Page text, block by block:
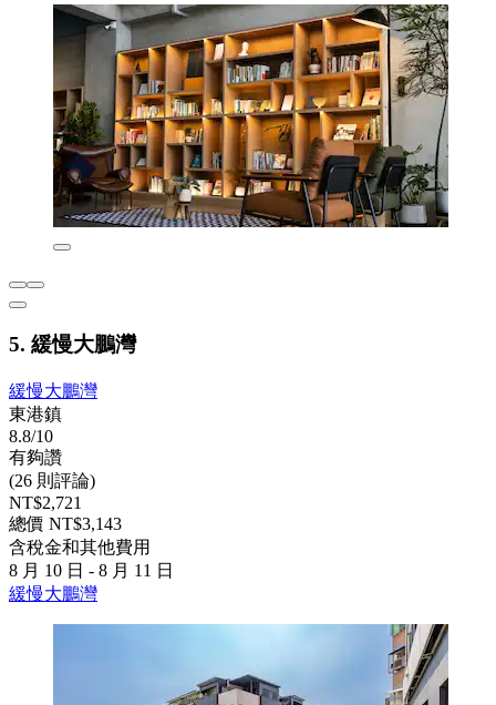
5. 緩慢大鵬灣
緩慢大鵬灣
東港鎮
8.8/10
有夠讚
(26 則評論)
NT$2,721
總價 NT$3,143
含稅金和其他費用
8 月 10 日 - 8 月 11 日
緩慢大鵬灣